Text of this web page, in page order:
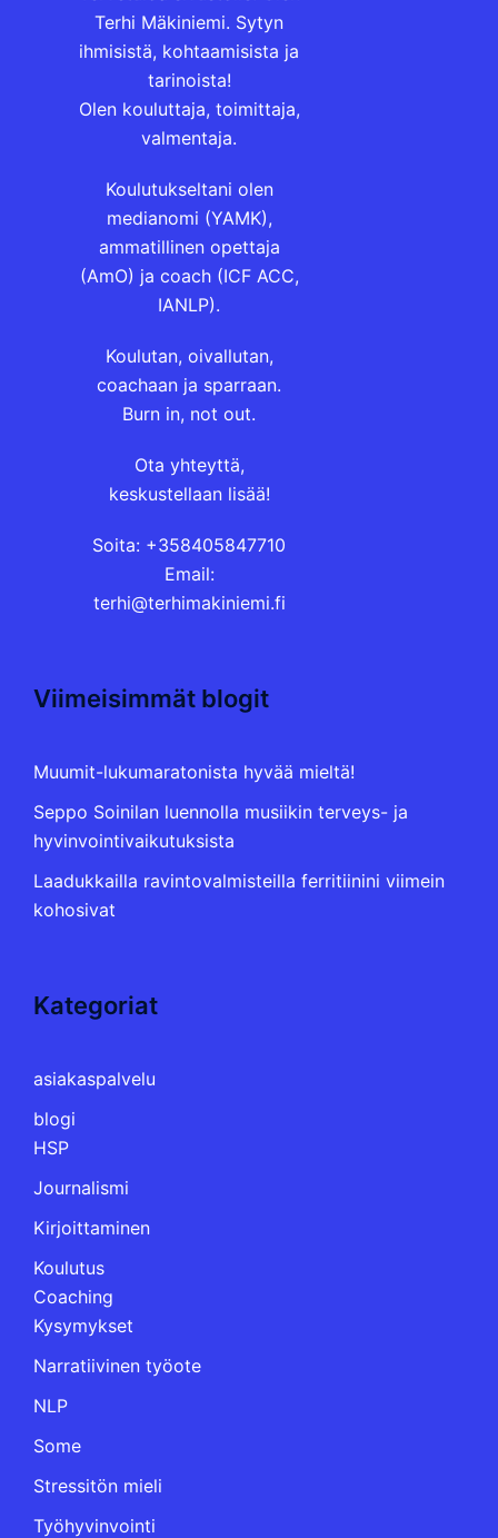
Terhi Mäkiniemi. Sytyn
ihmisistä, kohtaamisista ja
tarinoista!
Olen kouluttaja, toimittaja,
valmentaja.
Koulutukseltani olen
medianomi (YAMK),
ammatillinen opettaja
(AmO) ja coach (ICF ACC,
IANLP).
Koulutan, oivallutan,
coachaan ja sparraan.
Burn in, not out.
Ota yhteyttä,
keskustellaan lisää!
Soita: +358405847710
Email:
terhi@terhimakiniemi.fi
Viimeisimmät blogit
Muumit-lukumaratonista hyvää mieltä!
Seppo Soinilan luennolla musiikin terveys- ja
hyvinvointivaikutuksista
Laadukkailla ravintovalmisteilla ferritiinini viimein
kohosivat
Kategoriat
asiakaspalvelu
blogi
HSP
Journalismi
Kirjoittaminen
Koulutus
Coaching
Kysymykset
Narratiivinen työote
NLP
Some
Stressitön mieli
Työhyvinvointi